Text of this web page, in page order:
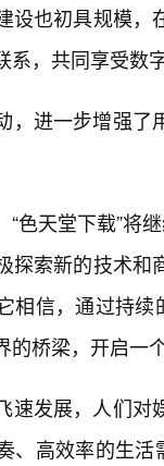
设也初具规模
系，共同享受数
，进一步增强了
“色天堂下载”将
探索新的技术
相信，通过持
的桥梁，开启一
速发展，人们
、高效率的生